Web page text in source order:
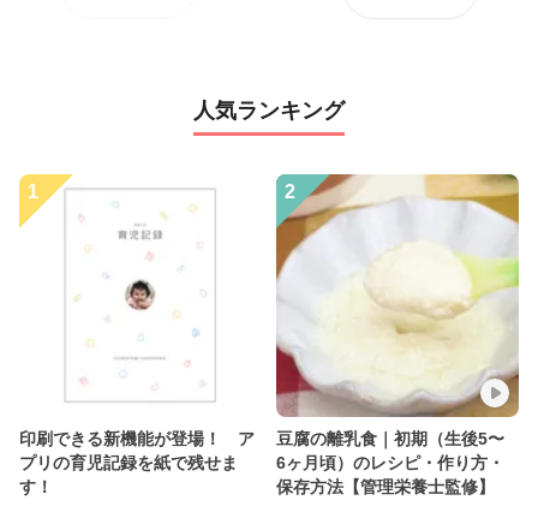
人気ランキング
1
印刷できる新機能が登場！ ア
プリの育児記録を紙で残せま
す！
2
豆腐の離乳食｜初期（生後5〜
6ヶ月頃）のレシピ・作り方・
保存方法【管理栄養士監修】